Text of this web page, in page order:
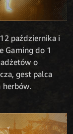
października i
Gaming do 1
o
gest palca
herbów.